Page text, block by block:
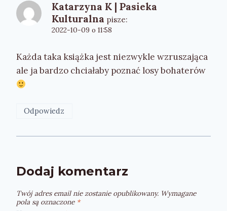
Katarzyna K | Pasieka
Kulturalna pisze:
2022-10-09 o 11:58
Każda taka książka jest niezwykle wzruszająca
ale ja bardzo chciałaby poznać losy bohaterów
Odpowiedz
Dodaj komentarz
Twój adres email nie zostanie opublikowany. Wymagane
pola są oznaczone *